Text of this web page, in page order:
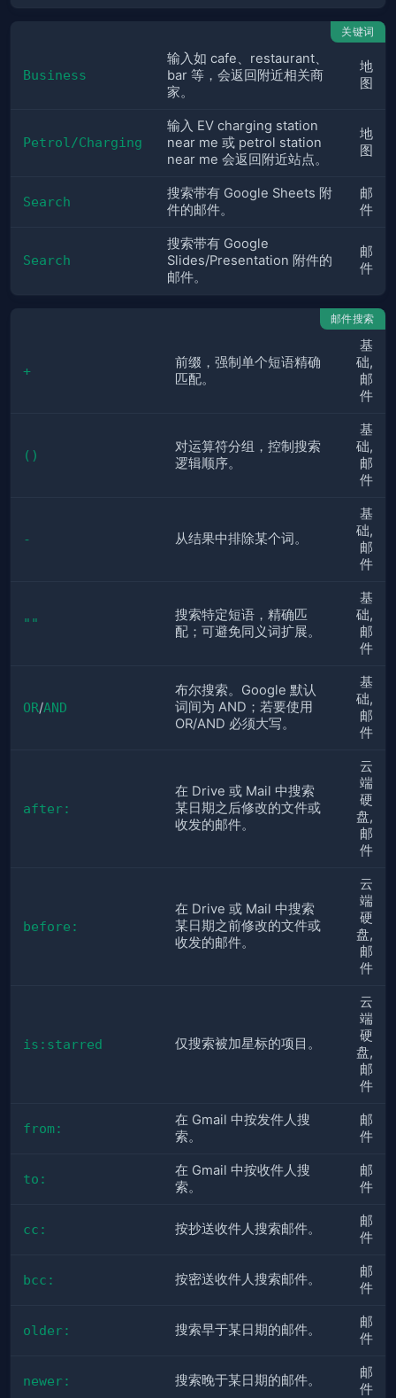
关键词
Business
输入如 cafe、restaurant、
bar 等，会返回附近相关商
家。
地
图
Petrol/Charging
输入 EV charging station
near me 或 petrol station
near me 会返回附近站点。
地
图
Search
搜索带有 Google Sheets 附
件的邮件。
邮
件
Search
搜索带有 Google
Slides/Presentation 附件的
邮件。
邮
件
邮件搜索
+
前缀，强制单个短语精确
匹配。
基
础,
邮
件
()
对运算符分组，控制搜索
逻辑顺序。
基
础,
邮
件
- 从结果中排除某个词。
基
础,
邮
件
""
搜索特定短语，精确匹
配；可避免同义词扩展。
基
础,
邮
件
OR/AND
布尔搜索。Google 默认
词间为 AND；若要使用
OR/AND 必须大写。
基
础,
邮
件
after:
在 Drive 或 Mail 中搜索
某日期之后修改的文件或
收发的邮件。
云
端
硬
盘,
邮
件
before:
在 Drive 或 Mail 中搜索
某日期之前修改的文件或
收发的邮件。
云
端
硬
盘,
邮
件
is:starred 仅搜索被加星标的项目。
云
端
硬
盘,
邮
件
from:
在 Gmail 中按发件人搜
索。
邮
件
to:
在 Gmail 中按收件人搜
索。
邮
件
cc: 按抄送收件人搜索邮件。
邮
件
bcc: 按密送收件人搜索邮件。
邮
件
older: 搜索早于某日期的邮件。
邮
件
newer: 搜索晚于某日期的邮件。
邮
件